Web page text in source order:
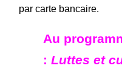
par carte bancaire.
Au
:Luttes et